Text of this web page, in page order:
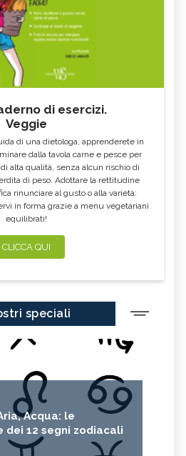
di esercizi.
Veggie
di una dietologa, apprenderete in
dalla tavola carne e pesce per
alta qualità, senza alcun rischio di
di peso. Adottare la rettitudine
rinunciare al gusto o alla varietà:
in forma grazie a menu vegetariani
equilibrati!
CLICCA QUI
speciali
Acqua: le
12 segni zodiacali